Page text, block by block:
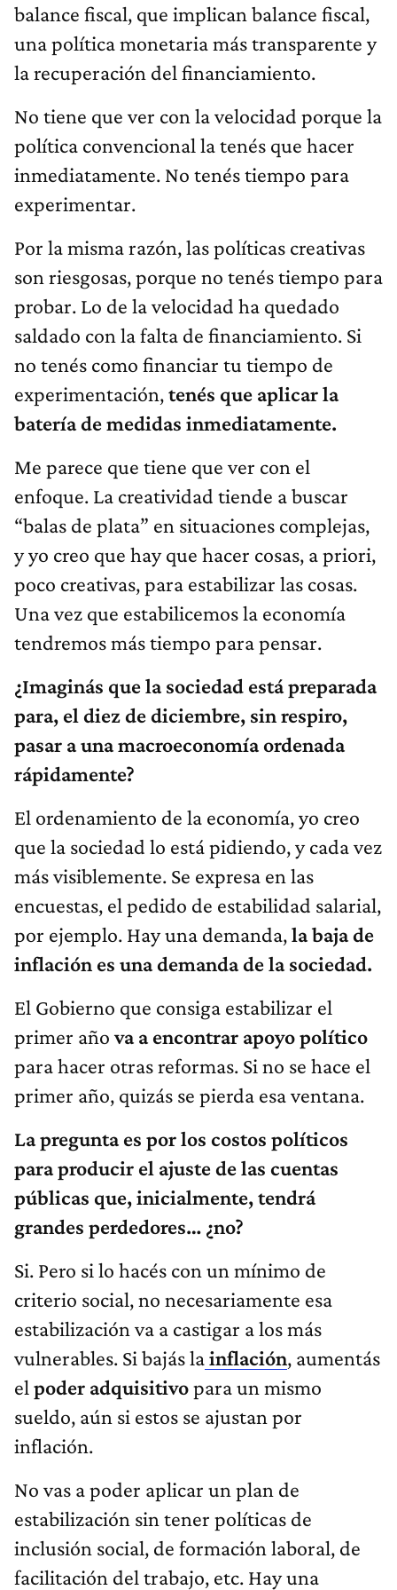
balance fiscal, que implican balance fiscal,
una política monetaria más transparente y
la recuperación del financiamiento.
No tiene que ver con la velocidad porque la
política convencional la tenés que hacer
inmediatamente. No tenés tiempo para
experimentar.
Por la misma razón, las políticas creativas
son riesgosas, porque no tenés tiempo para
probar. Lo de la velocidad ha quedado
saldado con la falta de financiamiento. Si
no tenés como financiar tu tiempo de
experimentación,tenés que aplicar la
batería de medidas inmediatamente.
Me parece que tiene que ver con el
enfoque. La creatividad tiende a buscar
“balas de plata” en situaciones complejas,
y yo creo que hay que hacer cosas, a priori,
poco creativas, para estabilizar las cosas.
Una vez que estabilicemos la economía
tendremos más tiempo para pensar.
¿Imaginás que la sociedad está preparada
para, el diez de diciembre, sin respiro,
pasar a una macroeconomía ordenada
rápidamente?
El ordenamiento de la economía, yo creo
que la sociedad lo está pidiendo, y cada vez
más visiblemente. Se expresa en las
encuestas, el pedido de estabilidad salarial,
por ejemplo. Hay una demanda,la baja de
inflación es una demanda de la sociedad.
El Gobierno que consiga estabilizar el
primer añova a encontrar apoyo político
para hacer otras reformas. Si no se hace el
primer año, quizás se pierda esa ventana.
La pregunta es por los costos políticos
para producir el ajuste de las cuentas
públicas que, inicialmente, tendrá
grandes perdedores… ¿no?
Si. Pero si lo hacés con un mínimo de
criterio social, no necesariamente esa
estabilización va a castigar a los más
vulnerables. Si bajás lainflación, aumentás
el poder adquisitivopara un mismo
sueldo, aún si estos se ajustan por
inflación.
No vas a poder aplicar un plan de
estabilización sin tener políticas de
inclusión social, de formación laboral, de
facilitación del trabajo, etc. Hay una